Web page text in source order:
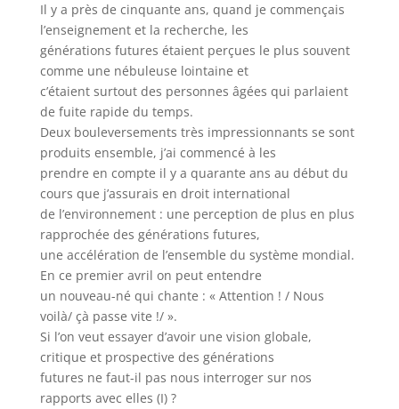
Il y a près de cinquante ans, quand je commençais
l’enseignement et la recherche, les
générations futures étaient perçues le plus souvent
comme une nébuleuse lointaine et
c’étaient surtout des personnes âgées qui parlaient
de fuite rapide du temps.
Deux bouleversements très impressionnants se sont
produits ensemble, j’ai commencé à les
prendre en compte il y a quarante ans au début du
cours que j’assurais en droit international
de l’environnement : une perception de plus en plus
rapprochée des générations futures,
une accélération de l’ensemble du système mondial.
En ce premier avril on peut entendre
un nouveau-né qui chante : « Attention ! / Nous
voilà/ çà passe vite !/ ».
Si l’on veut essayer d’avoir une vision globale,
critique et prospective des générations
futures ne faut-il pas nous interroger sur nos
rapports avec elles (I) ?